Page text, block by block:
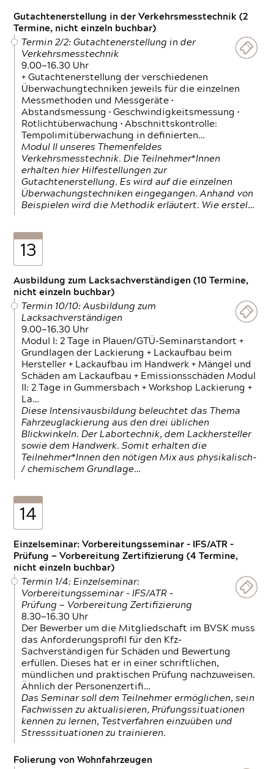
Gutachtenerstellung in der Verkehrsmesstechnik (2
Termine, nicht einzeln buchbar)
Termin 2/2: Gutachtenerstellung in der
Verkehrsmesstechnik
9.00—16.30 Uhr
+ Gutachtenerstellung der verschiedenen
Überwachungtechniken jeweils für die einzelnen
Messmethoden und Messgeräte •
Abstandsmessung • Geschwindigkeitsmessung •
Rotlichtüberwachung • Abschnittskontrolle:
Tempolimitüberwachung in definierten…
Modul II unseres Themenfeldes
Verkehrsmesstechnik. Die Teilnehmer*Innen
erhalten hier Hilfestellungen zur
Gutachtenerstellung. Es wird auf die einzelnen
Überwachungstechniken eingegangen. Anhand von
Beispielen wird die Methodik erläutert. Wie erstel…
13
Ausbildung zum Lacksachverständigen (10 Termine,
nicht einzeln buchbar)
Termin 10/10: Ausbildung zum
Lacksachverständigen
9.00—16.30 Uhr
Modul I: 2 Tage in Plauen/GTÜ-Seminarstandort +
Grundlagen der Lackierung + Lackaufbau beim
Hersteller + Lackaufbau im Handwerk + Mängel und
Schäden am Lackaufbau + Emissionsschäden Modul
II: 2 Tage in Gummersbach + Workshop Lackierung +
La…
Diese Intensivausbildung beleuchtet das Thema
Fahrzeuglackierung aus den drei üblichen
Blickwinkeln. Der Labortechnik, dem Lackhersteller
sowie dem Handwerk. Somit erhalten die
Teilnehmer*Innen den nötigen Mix aus physikalisch-
/ chemischem Grundlage…
14
Einzelseminar: Vorbereitungsseminar - IFS/ATR -
Prüfung — Vorbereitung Zertifizierung (4 Termine,
nicht einzeln buchbar)
Termin 1/4: Einzelseminar:
Vorbereitungsseminar - IFS/ATR -
Prüfung — Vorbereitung Zertifizierung
8.30—16.30 Uhr
Der Bewerber um die Mitgliedschaft im BVSK muss
das Anforderungsprofil für den Kfz-
Sachverständigen für Schäden und Bewertung
erfüllen. Dieses hat er in einer schriftlichen,
mündlichen und praktischen Prüfung nachzuweisen.
Ähnlich der Personenzertifi…
Das Seminar soll dem Teilnehmer ermöglichen, sein
Fachwissen zu aktualisieren, Prüfungssituationen
kennen zu lernen, Testverfahren einzuüben und
Stresssituationen zu trainieren.
Folierung von Wohnfahrzeugen